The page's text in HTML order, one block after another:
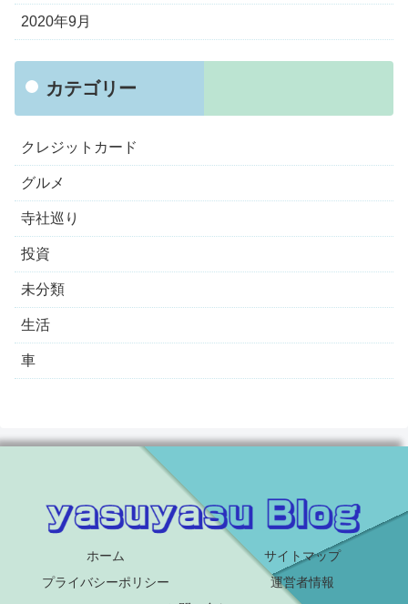
2020年9月
カテゴリー
クレジットカード
グルメ
寺社巡り
投資
未分類
生活
車
ホーム
サイトマップ
プライバシーポリシー
運営者情報